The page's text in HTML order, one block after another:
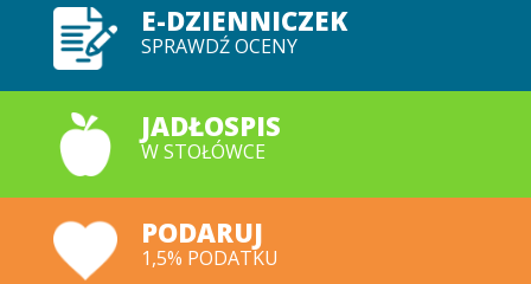
E-DZIENNICZEK
SPRAWDŹ OCENY
JADŁOSPIS
W STOŁÓWCE
PODARUJ
1,5% PODATKU